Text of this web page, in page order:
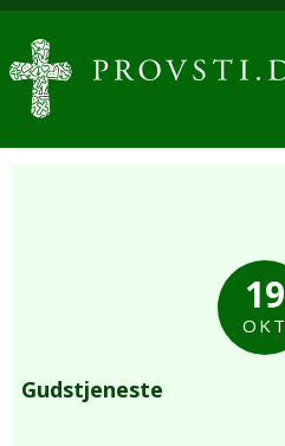
19
OKT
Gudstjeneste